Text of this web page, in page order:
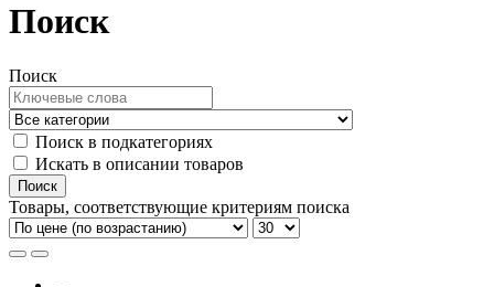
Поиск
Поиск
Поиск в подкатегориях
Искать в описании товаров
Товары, соответствующие критериям поиска